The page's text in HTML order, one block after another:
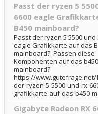
Passt der ryzen 5
6600 eagle
B450 mainboard?
Passt der ryzen 5 5500 und
eagle Grafikkarte auf das
mainboard?: Passen diese
Komponenten auf das b450
mainboard?
https://
der-ryzen-5-5500-und-rx-
grafikkarte-auf-das-b450-
Gigabyte Radeon RX